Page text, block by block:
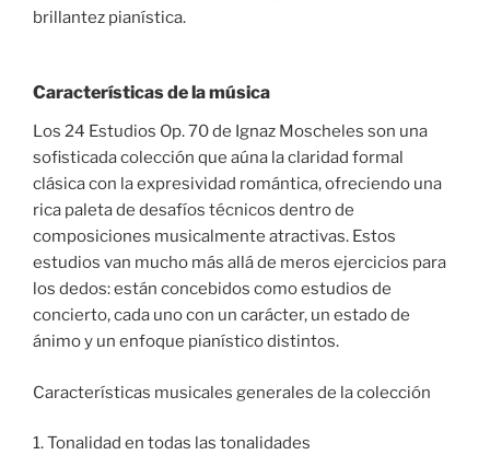
brillantez pianística.
Características de la música
Los 24 Estudios Op. 70 de Ignaz Moscheles son una
sofisticada colección que aúna la claridad formal
clásica con la expresividad romántica, ofreciendo una
rica paleta de desafíos técnicos dentro de
composiciones musicalmente atractivas. Estos
estudios van mucho más allá de meros ejercicios para
los dedos: están concebidos como estudios de
concierto, cada uno con un carácter, un estado de
ánimo y un enfoque pianístico distintos.
Características musicales generales de la colección
1. Tonalidad en todas las tonalidades